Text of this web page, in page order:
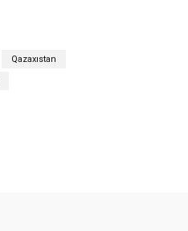
Qazaxıstan